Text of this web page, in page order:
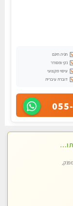
חניה חינם
נקי ומסודר
עיסוי מקצועי
דוברת עיברית
מעסה איכותית מקצועית ומפנקת מאוד במרכז הרצליה